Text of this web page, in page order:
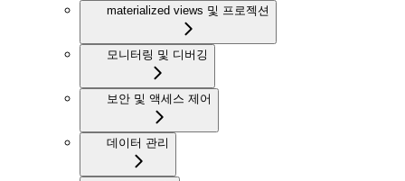
materialized views 및 프로젝션
모니터링 및 디버깅
보안 및 액세스 제어
데이터 관리